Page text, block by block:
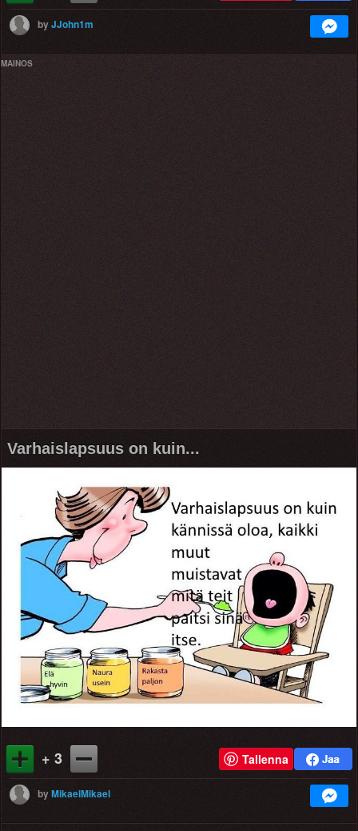
byJJohn1m
MAINOS
Varhaislapsuus on kuin...
+ 3 Tallenna
byMikaelMikael